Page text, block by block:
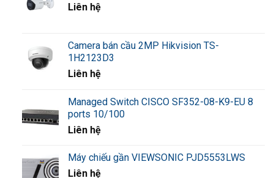
Liên hệ
Camera bán cầu 2MP Hikvision TS-
1H2123D3
Liên hệ
Managed Switch CISCO SF352-08-K9-EU 8
ports 10/100
Liên hệ
Máy chiếu gần VIEWSONIC PJD5553LWS
Liên hệ